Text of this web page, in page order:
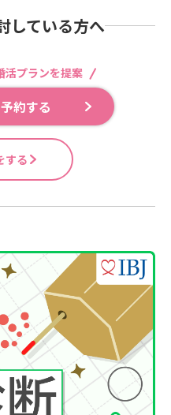
している方へ
活プランを提案
約する
する